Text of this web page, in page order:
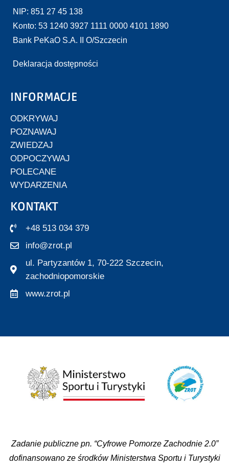
NIP: 851 27 45 138
Konto: 53 1240 3927 1111 0000 4101 1890
Bank PeKaO S.A. II O/Szczecin
Deklaracja dostępności
INFORMACJE
ODKRYWAJ
POZNAWAJ
ZWIEDZAJ
ODPOCZYWAJ
POLECANE
WYDARZENIA
KONTAKT
+48 513 034 379
info@zrot.pl
ul. Partyzantów 1, 70-222 Szczecin,
zachodniopomorskie
www.zrot.pl
Zadanie publiczne pn. “Cyfrowe Pomorze Zachodnie 2.0”
dofinansowano ze środków Ministerstwa Sportu i Turystyki